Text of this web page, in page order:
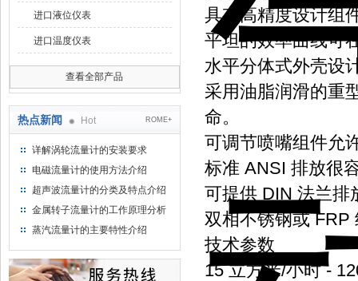
进口液位仪表
进口温度仪表
查看全部产品
热点新闻 Hot ROME+
详解涡轮流量计的安装要求
电磁流量计的使用方法介绍
超声波流量计的分类及特点介绍
金属转子流量计的工作原理分析
蒸汽流量计的主要特性介绍
具有高精度设计组
平坦的效率曲线可
水平分体式外壳设
采用油脂润滑的重
命。
可调节喷嘴组件允
标准 ANSI 排放很
可提供 DIN 法兰排
双相不锈钢或 FRP
技术参数
15 立方米/小时 -